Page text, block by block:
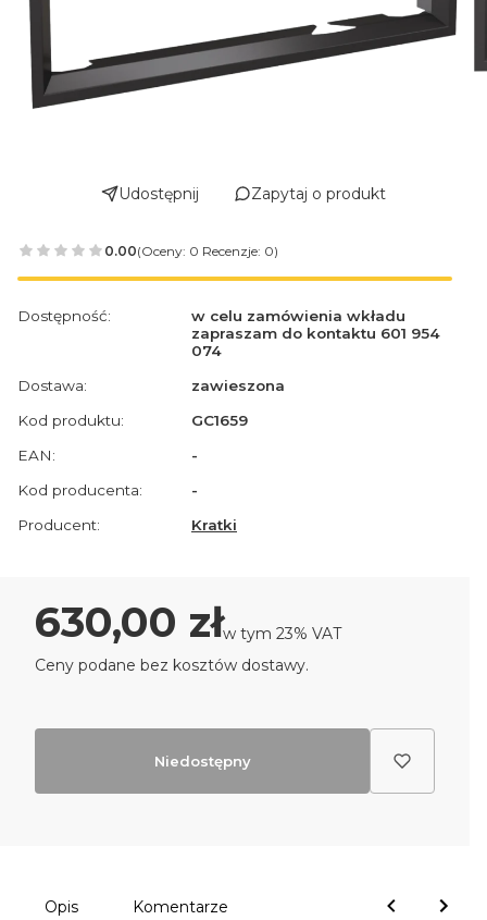
Udostępnij Zapytaj o produkt
0.00(Oceny: 0 Recenzje: 0)
Dostępność:
w celu zamówienia wkładu
zapraszam do kontaktu 601 954
074
Dostawa:
zawieszona
Kod produktu:
GC1659
EAN:
-
Kod producenta:
-
Producent:
Kratki
Cena
630,00 złw tym 23% VAT
w tym 23% VAT
Ceny podane bez kosztów dostawy.
Niedostępny
Opis Komentarze